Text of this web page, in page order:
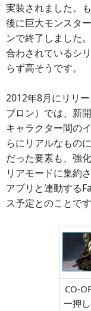
実装されました。
後に巨大モンスタ
ンで終了しました
合わされているシ
らず高そうです。
2012年8月にリリ
ブロン）では、新
キャラクター間の
らにリアルなもの
だった要素も、強
リアモードに集約
アプリと連動する
ス予定とのことです
CO-
一押